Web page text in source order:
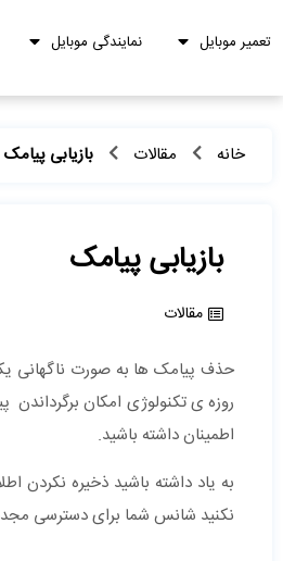
تعمیر موبایل نمایندگی موبایل
خانه مقالات بازیابی پیامک
بازیابی پیامک
مقالات
حذف پیامک ها به صورت ناگهانی
روزه ی تکنولوژی امکان
اطمینان داشته باشید.
به یاد داشته باشید ذخیره نکردن
نکنید شانس شما برای دسترسی